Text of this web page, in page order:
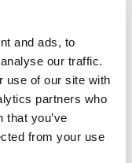
and ads, to
our traffic.
use of our site with
partners who
that you’ve
from your use